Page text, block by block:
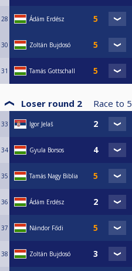
28 Ádám Erdész
30 Zoltán Bujdosó
31 Tamás Gottschall
Loser round 2 Race to 5
33 Igor Jelaš
34 Gyula Borsos
35 Tamás Nagy Biblia
36 Ádám Erdész
37 Nándor Fődi
38 Zoltán Bujdosó